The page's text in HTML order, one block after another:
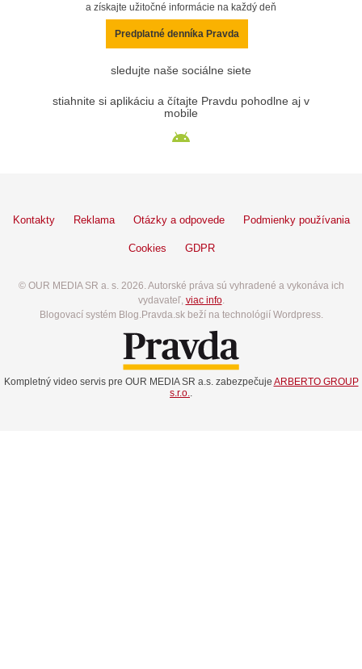
a získajte užitočné informácie na každý deň
Predplatné denníka Pravda
sledujte naše sociálne siete
stiahnite si aplikáciu a čítajte Pravdu pohodlne aj v
mobile
Kontakty Reklama Otázky a odpovede Podmienky používania
Cookies GDPR
© OUR MEDIA SR a. s. 2026. Autorské práva sú vyhradené a vykonáva ich
vydavateľ, viac info.
Blogovací systém Blog.Pravda.sk beží na technológií Wordpress.
Kompletný video servis pre OUR MEDIA SR a.s. zabezpečuje ARBERTO GROUP
s.r.o.